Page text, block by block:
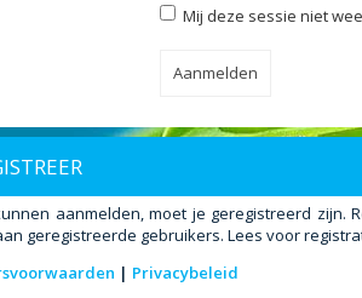
Mij deze sessie niet
aanmelden, moet je geregistreerd zijn.
geregistreerde gebruikers. Lees voor
| Privacybeleid